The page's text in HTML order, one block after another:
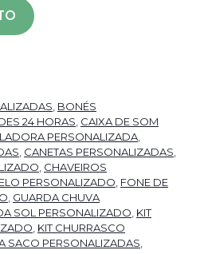
BONÉS
24 HORAS CAIXA DE SOM
PERSONALIZADA
CANETAS PERSONALIZADAS
CHAVEIROS
PERSONALIZADO FONE DE
GUARDA CHUVA
SOL PERSONALIZADO KIT
KIT CHURRASCO
SACO PERSONALIZADAS